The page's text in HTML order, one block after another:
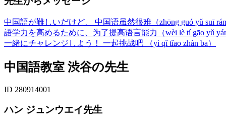
中国語が難しいだけど、 中国语虽然很难（zhōng guó yǔ suī rán
語学力を高めるために、为了提高语言能力（wèi lè tí gāo yǔ yán
一緒にチャレンジしよう！ 一起挑战吧 （yì qǐ tǐao zhàn ba）
中国語教室 渋谷の先生
ID 280914001
ハン ジュンウエイ先生